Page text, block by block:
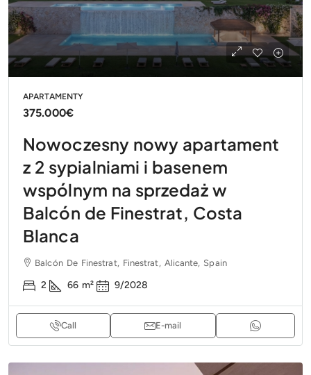
APARTAMENTY
375.000€
Nowoczesny nowy apartament
z 2 sypialniami i basenem
wspólnym na sprzedaż w
Balcón de Finestrat, Costa
Blanca
Balcón De Finestrat, Finestrat, Alicante, Spain
2 66 m² 9/2028
Call E-mail